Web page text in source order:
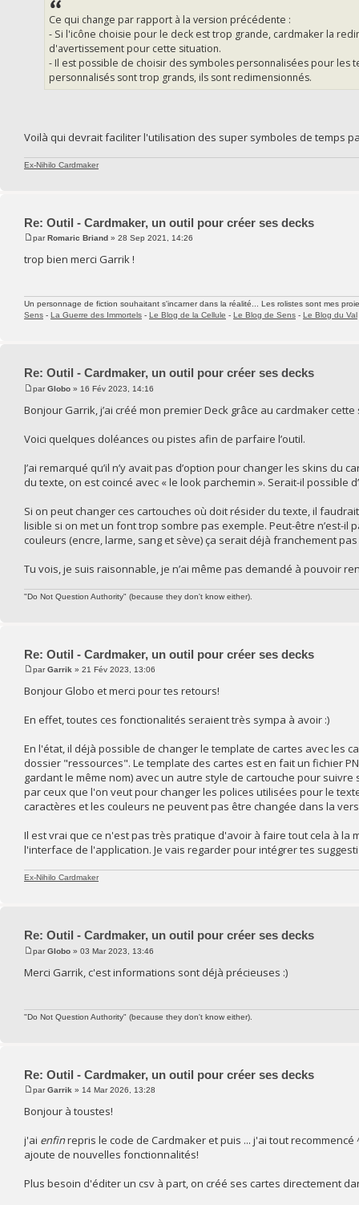
Ce qui change par rapport à la version précédente :
- Si l'icône choisie pour le deck est trop grande, cardmaker la
d'avertissement pour cette situation.
- Il est possible de choisir des symboles personnalisées pour les
personnalisés sont trop grands, ils sont redimensionnés.
Voilà qui devrait faciliter l'utilisation des super symboles de temps
Ex-Nihilo Cardmaker
Re: Outil - Cardmaker, un outil pour créer ses decks
parRomaric Briand » 28 Sep 2021, 14:26
trop bien merci Garrik !
Un personnage de fiction souhaitant s'incarner dans la réalité... Les rolistes sont mes
Sens - La Guerre des Immortels - Le Blog de la Cellule - Le Blog de Sens - Le Blog du Val
Re: Outil - Cardmaker, un outil pour créer ses decks
parGlobo » 16 Fév 2023, 14:16
Bonjour Garrik, j’ai créé mon premier Deck grâce au cardmaker
Voici quelques doléances ou pistes afin de parfaire l’outil.
J’ai remarqué qu’il n’y avait pas d’option pour changer les skins
du texte, on est coincé avec « le look parchemin ». Serait-il possible
Si on peut changer ces cartouches où doit résider du texte, il
lisible si on met un font trop sombre pas exemple. Peut-être n’est-il
couleurs (encre, larme, sang et sève) ça serait déjà franchement
Tu vois, je suis raisonnable, je n’ai même pas demandé à pouvoir
"Do Not Question Authority" (because they don't know either).
Re: Outil - Cardmaker, un outil pour créer ses decks
parGarrik » 21 Fév 2023, 13:06
Bonjour Globo et merci pour tes retours!
En effet, toutes ces fonctionalités seraient très sympa à avoir :)
En l'état, il déjà possible de changer le template de cartes avec les
dossier "ressources". Le template des cartes est en fait un fichier
gardant le même nom) avec un autre style de cartouche pour
par ceux que l'on veut pour changer les polices utilisées pour le
caractères et les couleurs ne peuvent pas être changée dans la
Il est vrai que ce n'est pas très pratique d'avoir à faire tout cela à
l'interface de l'application. Je vais regarder pour intégrer tes
Ex-Nihilo Cardmaker
Re: Outil - Cardmaker, un outil pour créer ses decks
parGlobo » 03 Mar 2023, 13:46
Merci Garrik, c'est informations sont déjà précieuses :)
"Do Not Question Authority" (because they don't know either).
Re: Outil - Cardmaker, un outil pour créer ses decks
parGarrik » 14 Mar 2026, 13:28
Bonjour à toustes!
j'ai enfinrepris le code de Cardmaker et puis ... j'ai tout
ajoute de nouvelles fonctionnalités!
Plus besoin d'éditer un csv à part, on créé ses cartes directement